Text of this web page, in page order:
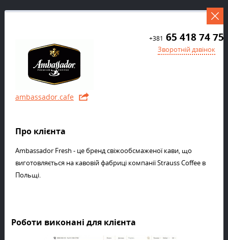
ambassador.cafe
Про клієнта
Ambassador Fresh - це бренд свіжообсмаженої кави, що
виготовляється на кавовій фабриці компанії Strauss Coffee в
Польщі.
+381 65 418 74 75
Зворотній дзвінок
Роботи виконані для клієнта